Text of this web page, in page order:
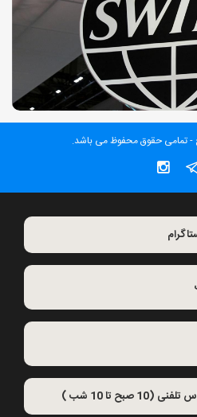
(10 صبح تا 10 شب )